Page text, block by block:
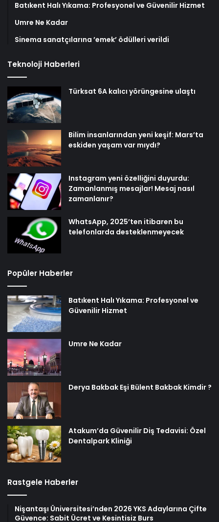
Batıkent Halı Yıkama: Profesyonel ve Güvenilir Hizmet
Umre Ne Kadar
Sinema sanatçılarına ’emek’ ödülleri verildi
Teknoloji Haberleri
Türksat 6A kalıcı yörüngesine ulaştı
Bilim insanlarından yeni keşif: Mars’ta
eskiden yaşam var mıydı?
Instagram yeni özelliğini duyurdu:
Zamanlanmış mesajlar! Mesaj nasıl
zamanlanır?
WhatsApp, 2025’ten itibaren bu
telefonlarda desteklenmeyecek
Popüler Haberler
Batıkent Halı Yıkama: Profesyonel ve
Güvenilir Hizmet
Umre Ne Kadar
Derya Bakbak Eşi Bülent Bakbak Kimdir ?
Atakum’da Güvenilir Diş Tedavisi: Özel
Dentalpark Kliniği
Rastgele Haberler
Nişantaşı Üniversitesi’nden 2026 YKS Adaylarına Çifte
Güvence: Sabit Ücret ve Kesintisiz Burs